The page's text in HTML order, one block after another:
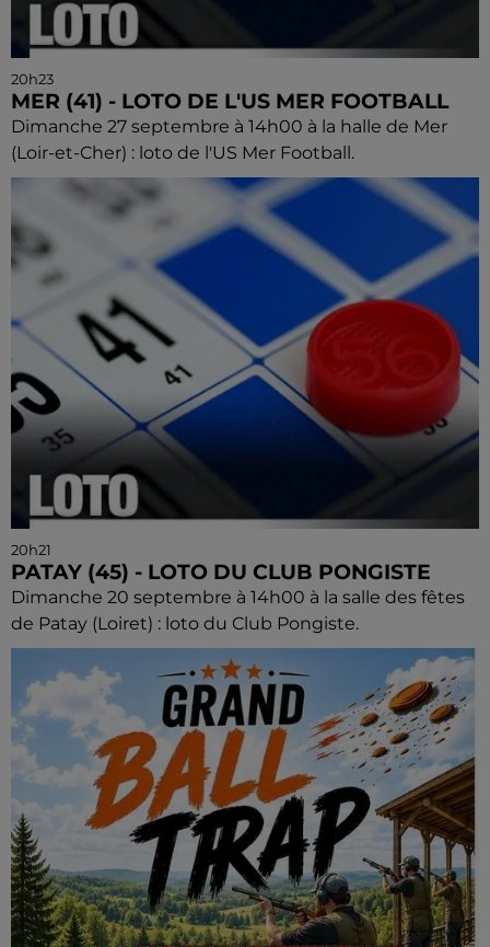
20h23
MER (41) - LOTO DE L'US MER FOOTBALL
Dimanche 27 septembre à 14h00 à la halle de Mer
(Loir-et-Cher) : loto de l'US Mer Football.
20h21
PATAY (45) - LOTO DU CLUB PONGISTE
Dimanche 20 septembre à 14h00 à la salle des fêtes
de Patay (Loiret) : loto du Club Pongiste.